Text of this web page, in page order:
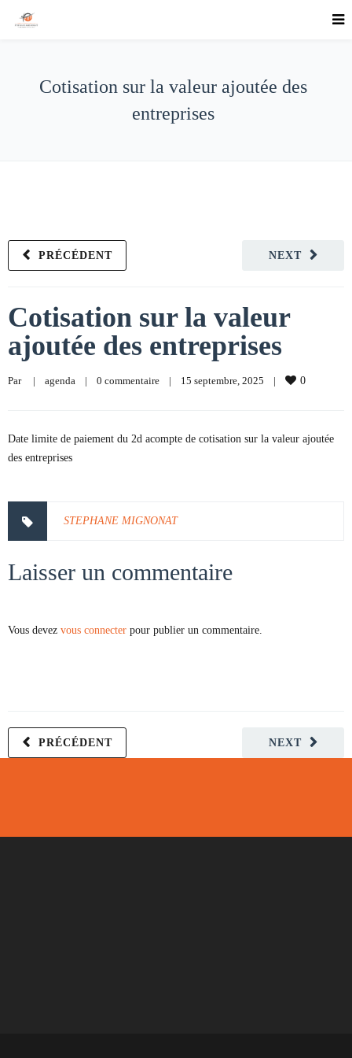
Cotisation sur la valeur ajoutée des
entreprises
NEXT
PRÉCÉDENT
Cotisation sur la valeur
ajoutée des entreprises
Par | agenda | 0 commentaire | 15 septembre, 2025 | 0
Date limite de paiement du 2d acompte de cotisation sur la valeur ajoutée
des entreprises
STEPHANE MIGNONAT
Laisser un commentaire
Vous devez vous connecter pour publier un commentaire.
NEXT
PRÉCÉDENT